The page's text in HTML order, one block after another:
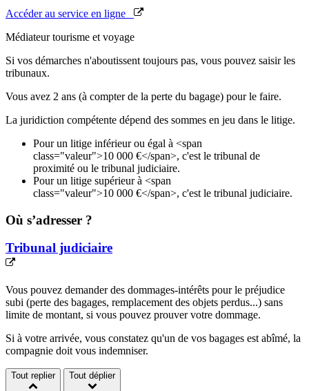
Accéder au service en ligne
Médiateur tourisme et voyage
Si vos démarches n'aboutissent toujours pas, vous pouvez saisir les
tribunaux.
Vous avez 2 ans (à compter de la perte du bagage) pour le faire.
La juridiction compétente dépend des sommes en jeu dans le litige.
Pour un litige inférieur ou égal à <span
class="valeur">10 000 €</span>, c'est le tribunal de
proximité ou le tribunal judiciaire.
Pour un litige supérieur à <span
class="valeur">10 000 €</span>, c'est le tribunal judiciaire.
Où s’adresser ?
Tribunal judiciaire
Vous pouvez demander des dommages-intérêts pour le préjudice
subi (perte des bagages, remplacement des objets perdus...) sans
limite de montant, si vous pouvez prouver votre dommage.
Si à votre arrivée, vous constatez qu'un de vos bagages est abîmé, la
compagnie doit vous indemniser.
Tout replier Tout déplier